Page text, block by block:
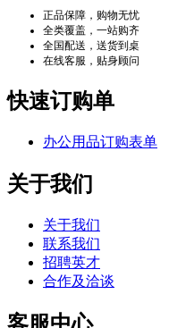
正品保障，购物无忧
全类覆盖，一站购齐
全国配送，送货到桌
在线客服，贴身顾问
快速订购单
办公用品订购表单
关于我们
关于我们
联系我们
招聘英才
合作及洽谈
客服中心